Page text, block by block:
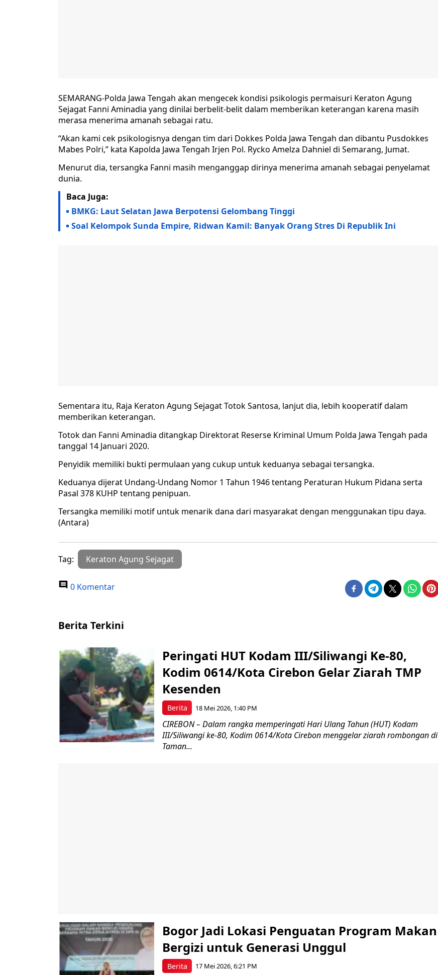
SEMARANG-Polda Jawa Tengah akan mengecek kondisi psikologis permaisuri Keraton Agung
Sejagat Fanni Aminadia yang dinilai berbelit-belit dalam memberikan keterangan karena masih
merasa menerima amanah sebagai ratu.
“Akan kami cek psikologisnya dengan tim dari Dokkes Polda Jawa Tengah dan dibantu Pusdokkes
Mabes Polri,” kata Kapolda Jawa Tengah Irjen Pol. Rycko Amelza Dahniel di Semarang, Jumat.
Menurut dia, tersangka Fanni masih menganggap dirinya menerima amanah sebagai penyelamat
dunia.
Baca Juga:
BMKG: Laut Selatan Jawa Berpotensi Gelombang Tinggi
Soal Kelompok Sunda Empire, Ridwan Kamil: Banyak Orang Stres Di Republik Ini
Sementara itu, Raja Keraton Agung Sejagat Totok Santosa, lanjut dia, lebih kooperatif dalam
memberikan keterangan.
Totok dan Fanni Aminadia ditangkap Direktorat Reserse Kriminal Umum Polda Jawa Tengah pada
tanggal 14 Januari 2020.
Penyidik memiliki bukti permulaan yang cukup untuk keduanya sebagai tersangka.
Keduanya dijerat Undang-Undang Nomor 1 Tahun 1946 tentang Peraturan Hukum Pidana serta
Pasal 378 KUHP tentang penipuan.
Tersangka memiliki motif untuk menarik dana dari masyarakat dengan menggunakan tipu daya.
(Antara)
Tag: Keraton Agung Sejagat
0 Komentar
Berita Terkini
Berita
Peringati HUT Kodam III/Siliwangi Ke-80,
Kodim 0614/Kota Cirebon Gelar Ziarah TMP
Kesenden
18 Mei 2026, 1:40 PM
CIREBON – Dalam rangka memperingati Hari Ulang Tahun (HUT) Kodam
III/Siliwangi ke-80, Kodim 0614/Kota Cirebon menggelar ziarah rombongan di
Taman...
Berita
Bogor Jadi Lokasi Penguatan Program Makan
Bergizi untuk Generasi Unggul
17 Mei 2026, 6:21 PM